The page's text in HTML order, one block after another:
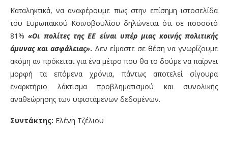
Καταληκτικά, να αναφέρουμε πως στην επίσημη ιστοσελίδα
του Ευρωπαϊκού Κοινοβουλίου δηλώνεται ότι σε ποσοστό
81%«Οι πολίτες της ΕΕ είναι υπέρ μιας κοινής πολιτικής
άμυνας και ασφάλειας». Δεν είμαστε σε θέση να γνωρίζουμε
ακόμη αν πρόκειται για ένα μέτρο που θα το δούμε να παίρνει
μορφή τα επόμενα χρόνια, πάντως αποτελεί σίγουρα
εναρκτήριο λάκτισμα προβληματισμού και συνολικής
αναθεώρησης των υφιστάμενων δεδομένων.
Συντάκτης: Ελένη Τζέλιου